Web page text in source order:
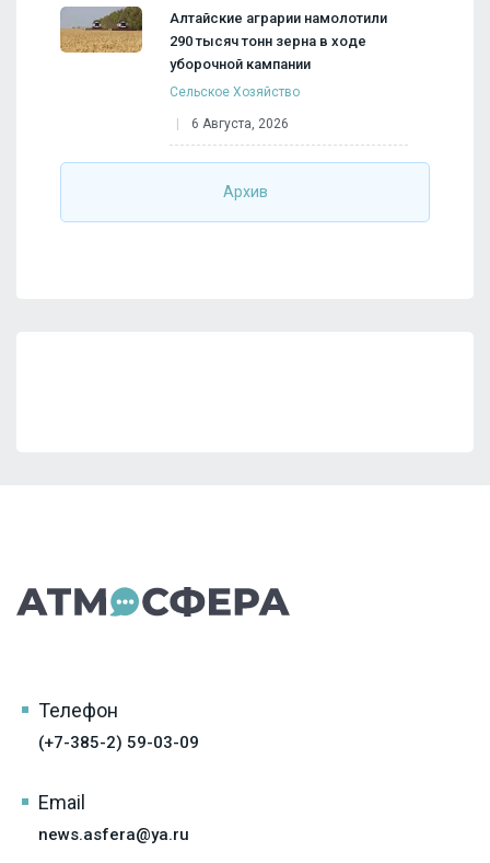
Алтайские аграрии намолотили
290 тысяч тонн зерна в ходе
уборочной кампании
Сельское Хозяйство
6 Августа, 2026
Архив
Телефон
(+7-385-2) 59-03-09
Email
news.asfera@ya.ru